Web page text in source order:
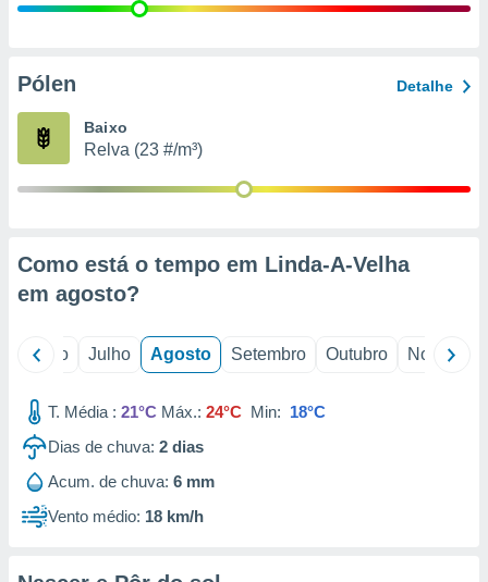
e
Pólen Detalhe
Baixo
Relva (23 #/m³)
Como está o tempo em Linda-A-Velha
em agosto?
Junho Julho Agosto Setembro Outubro Novembro
T. Média : 21°C Máx.: 24°C Min: 18°C
Dias de chuva: 2 dias
Acum. de chuva: 6 mm
Vento médio: 18 km/h